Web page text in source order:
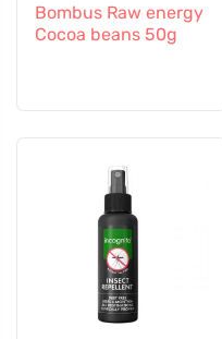
Bombus Raw energy
Cocoa beans 50g